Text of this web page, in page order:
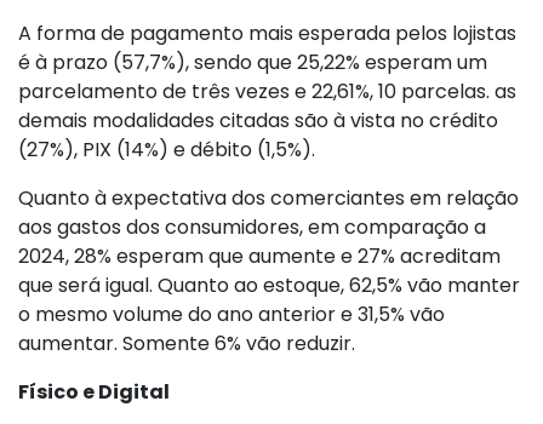
A forma de pagamento mais esperada pelos lojistas
é à prazo (57,7%), sendo que 25,22% esperam um
parcelamento de três vezes e 22,61%, 10 parcelas. as
demais modalidades citadas são à vista no crédito
(27%), PIX (14%) e débito (1,5%).
Quanto à expectativa dos comerciantes em relação
aos gastos dos consumidores, em comparação a
2024, 28% esperam que aumente e 27% acreditam
que será igual. Quanto ao estoque, 62,5% vão manter
o mesmo volume do ano anterior e 31,5% vão
aumentar. Somente 6% vão reduzir.
Físico e Digital